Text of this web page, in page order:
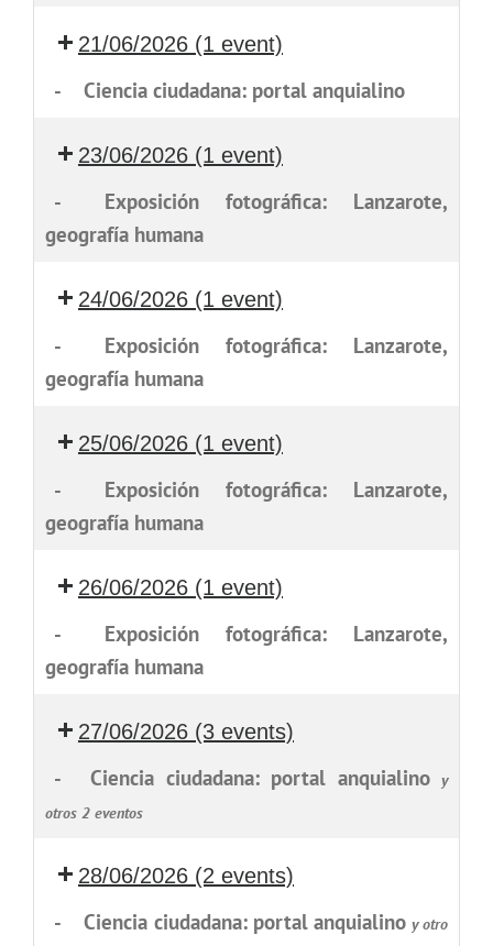
21/06/2026 (1 event)
- Ciencia ciudadana: portal anquialino
23/06/2026 (1 event)
-
Exposición fotográfica: Lanzarote,
geografía humana
24/06/2026 (1 event)
-
Exposición fotográfica: Lanzarote,
geografía humana
25/06/2026 (1 event)
-
Exposición fotográfica: Lanzarote,
geografía humana
26/06/2026 (1 event)
-
Exposición fotográfica: Lanzarote,
geografía humana
27/06/2026 (3 events)
- Ciencia ciudadana: portal anquialino y
otros 2 eventos
28/06/2026 (2 events)
- Ciencia ciudadana: portal anquialino y otro